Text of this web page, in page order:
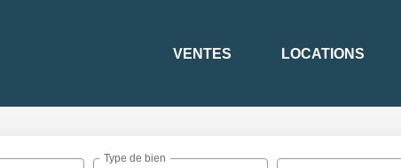
VENTES LOCATIONS
Type de bien